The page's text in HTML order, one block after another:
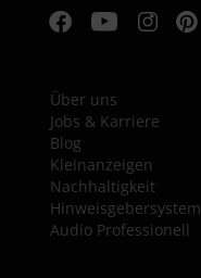
Über uns
Jobs & Karriere
Blog
Kleinanzeigen
Nachhaltigkeit
Hinweisgebersystem
Audio Professionell